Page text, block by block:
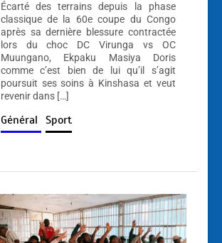
Écarté des terrains depuis la phase
classique de la 60e coupe du Congo
après sa dernière blessure contractée
lors du choc DC Virunga vs OC
Muungano, Ekpaku Masiya Doris
comme c’est bien de lui qu’il s’agit
poursuit ses soins à Kinshasa et veut
revenir dans […]
Général Sport